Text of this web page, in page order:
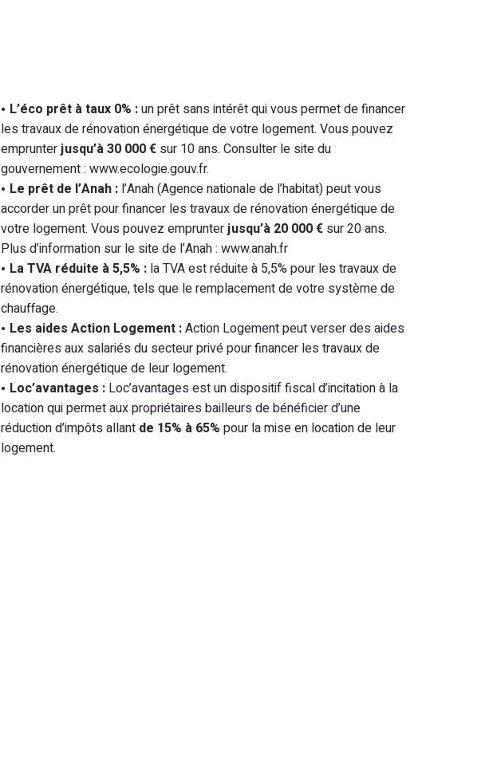
L’éco prêt à taux 0% :un prêt sans intérêt qui vous permet de financer
les travaux de rénovation énergétique de votre logement. Vous pouvez
emprunterjusqu’à 30 000 € sur 10 ans. Consulter le site du
gouvernement : www.ecologie.gouv.fr.
Le prêt de l’Anah : l’Anah (Agence nationale de l’habitat) peut vous
accorder un prêt pour financer les travaux de rénovation énergétique de
votre logement. Vous pouvez emprunterjusqu’à 20 000 € sur 20 ans.
Plus d’information sur le site de l’Anah : www.anah.fr
La TVA réduite à 5,5% : la TVA est réduite à 5,5% pour les travaux de
rénovation énergétique, tels que le remplacement de votre système de
chauffage.
Les aides Action Logement :Action Logement peut verser des aides
financières aux salariés du secteur privé pour financer les travaux de
rénovation énergétique de leur logement.
Loc’avantages : Loc’avantages est un dispositif fiscal d’incitation à la
location qui permet aux propriétaires bailleurs de bénéficier d’une
réduction d’impôts allant de 15% à 65% pour la mise en location de leur
logement.